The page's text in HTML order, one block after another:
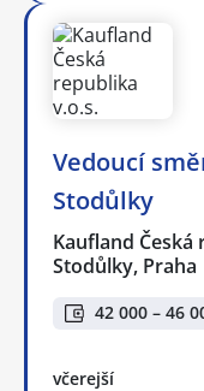
Vedoucí
Stodůlky
Kaufland
Stodůlky, Praha
42 000 – 46
včerejší